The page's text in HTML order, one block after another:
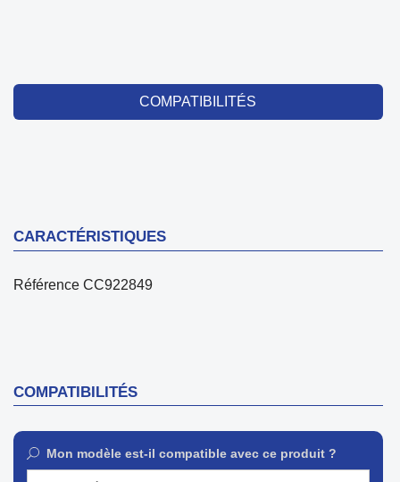
COMPATIBILITÉS
CARACTÉRISTIQUES
Référence CC922849
COMPATIBILITÉS
Mon modèle est-il compatible avec ce produit ?